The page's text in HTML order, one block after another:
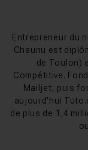
vos espaces de
dynamiques
et à automatiser
aux
de Bridge avec
pour construire
Entrepreneur du
Chaunu est
de Toulon)
Compétitive.
Mailjet, puis
aujourd'hui
de plus de 1,4